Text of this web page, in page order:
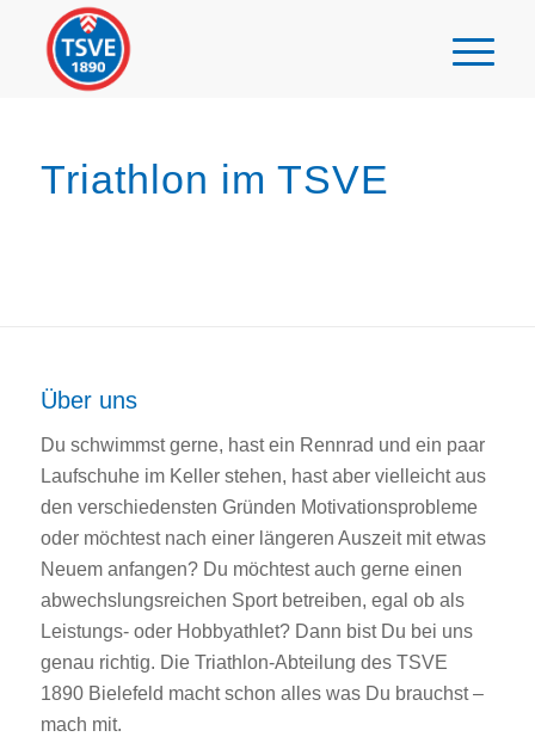
Triathlon im TSVE
Über uns
Du schwimmst gerne, hast ein Rennrad und ein paar
Laufschuhe im Keller stehen, hast aber vielleicht aus
den verschiedensten Gründen Motivationsprobleme
oder möchtest nach einer längeren Auszeit mit etwas
Neuem anfangen? Du möchtest auch gerne einen
abwechslungsreichen Sport betreiben, egal ob als
Leistungs- oder Hobbyathlet? Dann bist Du bei uns
genau richtig. Die Triathlon-Abteilung des TSVE
1890 Bielefeld macht schon alles was Du brauchst –
mach mit.